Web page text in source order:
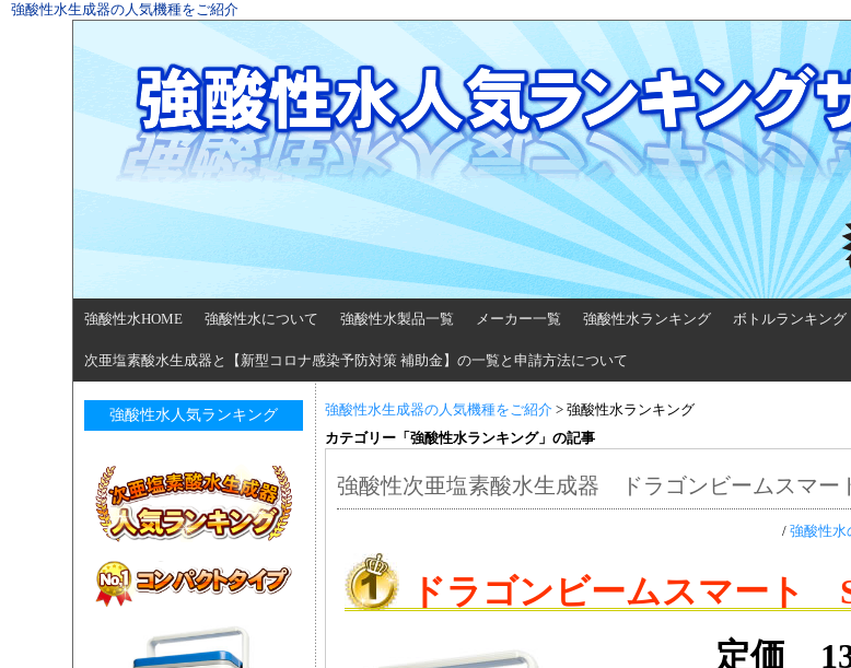
強酸性水生成器の人気機種をご紹介
強酸性水HOME 強酸性水について 強酸性水製品一覧 メーカー一覧 強酸性水ランキング ボトルランキング
次亜塩素酸水生成器と【新型コロナ感染予防対策 補助金】の一覧と申請方法について
強酸性水人気ランキング 強酸性水生成器の人気機種をご紹介 > 強酸性水ランキング
カテゴリー「強酸性水ランキング」の記事
強酸性次亜塩素酸水生成器 ドラゴンビームスマー
/ 強酸性水
ドラゴンビームスマート
定価